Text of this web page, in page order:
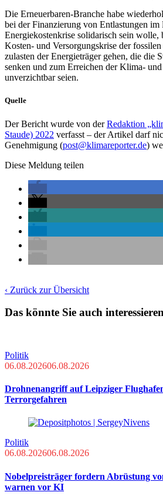
Die Erneuerbaren-Branche habe
bei der Finanzierung von Entlastungen im
Energiekostenkrise solidarisch sein wolle,
Kosten- und Versorgungskrise der
zulasten der Energieträger gehen, die die
senken und zum Erreichen der Klima-
unverzichtbar seien.
Quelle
Der Bericht wurde von derRedaktion
Staude) 2022 verfasst – der Artikel darf
Genehmigung (post@klimareporter.de)
Diese Meldung teilen
‹ Zurück zur Übersicht
Das könnte Sie auch
Politik
06.08.202606.08.2026
Drohnenangriff auf Leipziger
Terrorgefahren
Politik
06.08.202606.08.2026
Nobelpreisträger fordern Abrüstung
warnen vor KI